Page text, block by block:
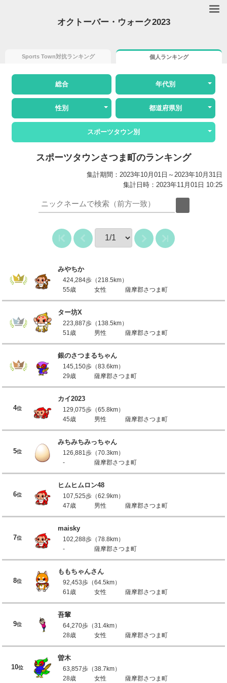
オクトーバー・ウォーク2023
Sports Town対抗ランキング 個人ランキング
総合 年代別
性別 都道府県別
スポーツタウン別
スポーツタウンさつま町のランキング
集計期間：2023年10月01日～2023年10月31日
集計日時：2023年11月01日 10:25
みやちか
424,284歩（218.5km）
55歳
女性 薩摩郡さつま町
ター坊X
223,887歩（138.5km）
51歳
男性 薩摩郡さつま町
銀のさつまるちゃん
145,150歩（83.6km）
29歳
薩摩郡さつま町
4位
カイ2023
129,075歩（65.8km）
45歳
男性 薩摩郡さつま町
5位
みちみちみっちゃん
126,881歩（70.3km）
-
薩摩郡さつま町
6位
ヒムヒムロン48
107,525歩（62.9km）
47歳
男性 薩摩郡さつま町
7位
maisky
102,288歩（78.8km）
-
薩摩郡さつま町
8位
ももちゃんさん
92,453歩（64.5km）
61歳
女性 薩摩郡さつま町
9位
吾輩
64,270歩（31.4km）
28歳
女性 薩摩郡さつま町
10位
曽木
63,857歩（38.7km）
28歳
女性 薩摩郡さつま町